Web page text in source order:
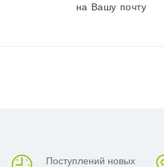
на Вашу почту
Поступлений новых